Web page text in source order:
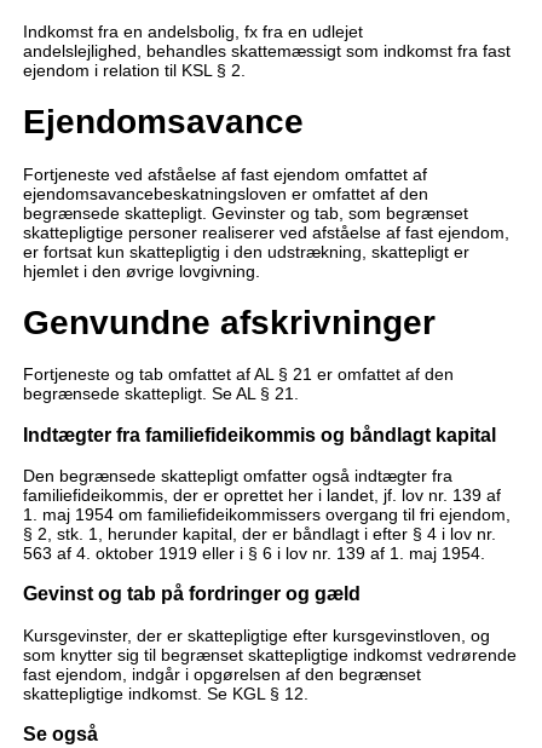
Indkomst fra en andelsbolig, fx fra en udlejet
andelslejlighed, behandles skattemæssigt som indkomst fra fast
ejendom i relation til KSL § 2.
Ejendomsavance
Fortjeneste ved afståelse af fast ejendom omfattet af
ejendomsavancebeskatningsloven er omfattet af den
begrænsede skattepligt. Gevinster og tab, som begrænset
skattepligtige personer realiserer ved afståelse af fast ejendom,
er fortsat kun skattepligtig i den udstrækning, skattepligt er
hjemlet i den øvrige lovgivning.
Genvundne afskrivninger
Fortjeneste og tab omfattet af AL § 21 er omfattet af den
begrænsede skattepligt. Se AL § 21.
Indtægter fra familiefideikommis og båndlagt kapital
Den begrænsede skattepligt omfatter også indtægter fra
familiefideikommis, der er oprettet her i landet, jf. lov nr. 139 af
1. maj 1954 om familiefideikommissers overgang til fri ejendom,
§ 2, stk. 1, herunder kapital, der er båndlagt i efter § 4 i lov nr.
563 af 4. oktober 1919 eller i § 6 i lov nr. 139 af 1. maj 1954.
Gevinst og tab på fordringer og gæld
Kursgevinster, der er skattepligtige efter kursgevinstloven, og
som knytter sig til begrænset skattepligtige indkomst vedrørende
fast ejendom, indgår i opgørelsen af den begrænset
skattepligtige indkomst. Se KGL § 12.
Se også